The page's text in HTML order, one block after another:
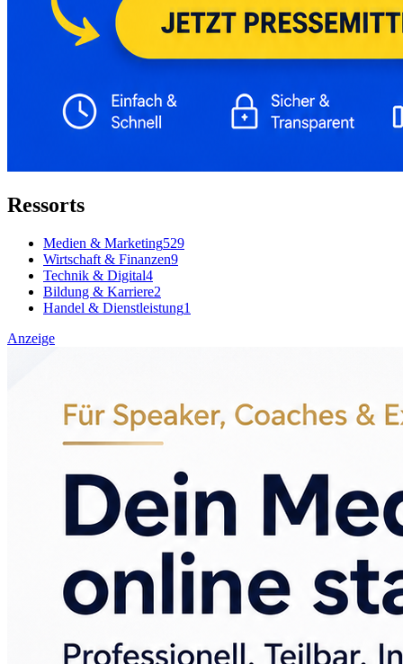
Ressorts
Medien & Marketing529
Wirtschaft & Finanzen9
Technik & Digital4
Bildung & Karriere2
Handel & Dienstleistung1
Anzeige